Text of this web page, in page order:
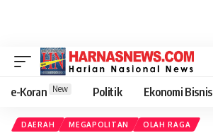
e-Koran New Politik Ekonomi Bisnis
DAERAH MEGAPOLITAN OLAH RAGA